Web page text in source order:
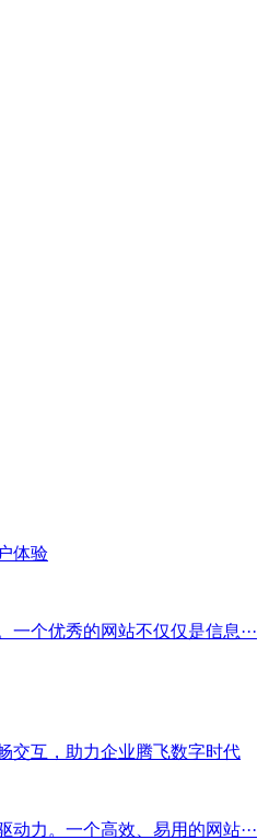
体验
个优秀的网站不仅仅是信息···
交互，助力企业腾飞数字时代
力。一个高效、易用的网站···